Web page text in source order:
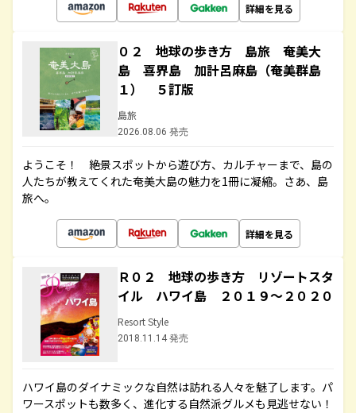
詳細を見る
０２ 地球の歩き方 島旅 奄美大
島 喜界島 加計呂麻島（奄美群島
１） ５訂版
島旅
2026.08.06 発売
ようこそ！ 絶景スポットから遊び方、カルチャーまで、島の
人たちが教えてくれた奄美大島の魅力を1冊に凝縮。さあ、島
旅へ。
詳細を見る
Ｒ０２ 地球の歩き方 リゾートスタ
イル ハワイ島 ２０１９～２０２０
Resort Style
2018.11.14 発売
ハワイ島のダイナミックな自然は訪れる人々を魅了します。パ
ワースポットも数多く、進化する自然派グルメも見逃せない！